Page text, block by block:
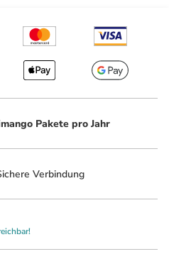
Pakete pro Jahr
Verbindung